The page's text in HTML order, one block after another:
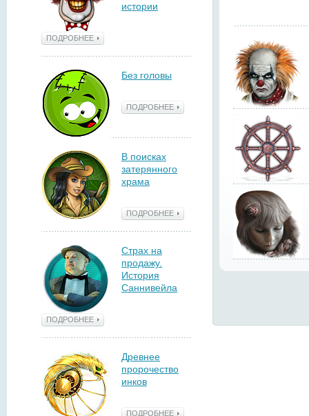
истории
ПОДРОБНЕЕ
Без головы
ПОДРОБНЕЕ
В поисках
затерянного
храма
ПОДРОБНЕЕ
Страх на
продажу.
История
Саннивейла
ПОДРОБНЕЕ
Древнее
пророчество
инков
ПОДРОБНЕЕ